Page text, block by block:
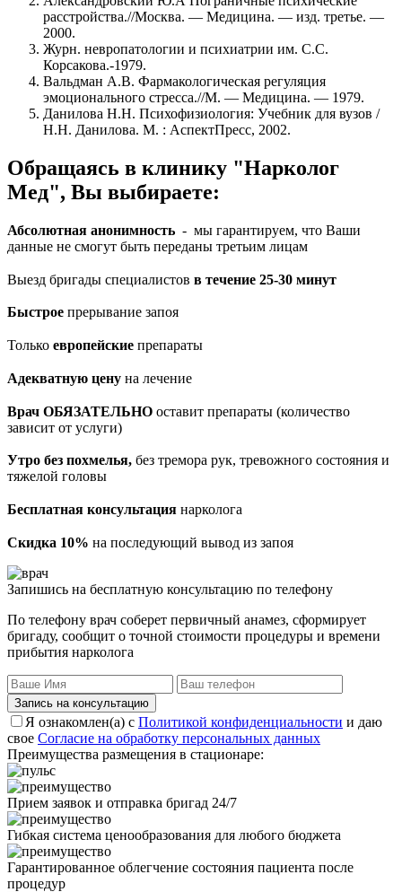
расстройства.//Москва. — Медицина. — изд. третье. —
2000.
Журн. невропатологии и психиатрии им. С.С.
Корсакова.-1979.
Вальдман A.B. Фармакологическая регуляция
эмоционального стресса.//М. — Медицина. — 1979.
Данилова H.H. Психофизиология: Учебник для вузов /
H.H. Данилова. М. : АспектПресс, 2002.
Обращаясь в клинику "Нарколог
Мед", Вы выбираете:
Абсолютная анонимность - мы гарантируем, что Ваши
данные не смогут быть переданы третьим лицам
Выезд бригады специалистов в течение 25-30 минут
Быстрое прерывание запоя
Только европейские препараты
Адекватную цену на лечение
Врач ОБЯЗАТЕЛЬНО оставит препараты (количество
зависит от услуги)
Утро без похмелья, без тремора рук, тревожного состояния и
тяжелой головы
Бесплатная консультация нарколога
Скидка 10% на последующий вывод из запоя
Запишись на бесплатную консультацию по телефону
По телефону врач соберет первичный анамез, сформирует
бригаду, сообщит о точной стоимости процедуры и времени
прибытия нарколога
Запись на консультацию
Я ознакомлен(а) с Политикой конфиденциальности и даю
свое Согласие на обработку персональных данных
Преимущества размещения в стационаре:
Прием заявок и отправка бригад 24/7
Гибкая система ценообразования для любого бюджета
Гарантированное облегчение состояния пациента после
процедур